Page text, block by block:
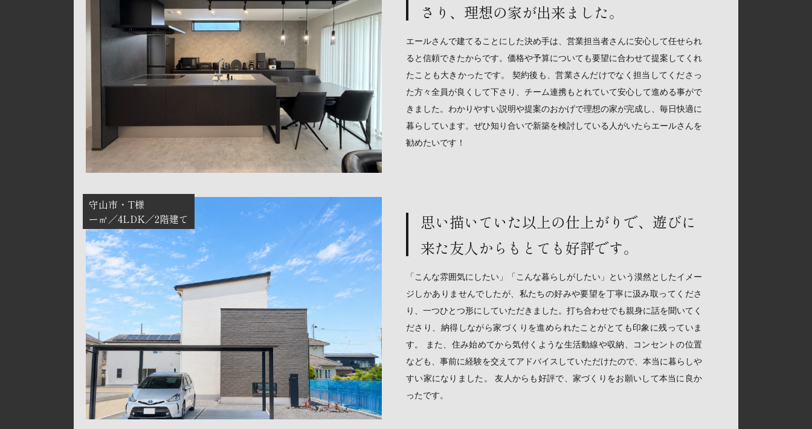
さり、理想の家が出来ました。
エールさんで建てることにした決め手は、営業担当者さんに安心して任せられ
ると信頼できたからです。価格や予算についても要望に合わせて提案してくれ
たことも大きかったです。 契約後も、営業さんだけでなく担当してくださっ
た方々全員が良くして下さり、チーム連携もとれていて安心して進める事がで
きました。わかりやすい説明や提案のおかげで理想の家が完成し、毎日快適に
暮らしています。ぜひ知り合いで新築を検討している人がいたらエールさんを
勧めたいです！
守山市
T様
ー㎡
4LDK 2階建て
思い描いていた以上の仕上がりで、遊びに
来た友人からもとても好評です。
「こんな雰囲気にしたい」「こんな暮らしがしたい」という漠然としたイメー
ジしかありませんでしたが、私たちの好みや要望を丁寧に汲み取ってくださ
り、一つひとつ形にしていただきました。打ち合わせでも親身に話を聞いてく
ださり、納得しながら家づくりを進められたことがとても印象に残っていま
す。 また、住み始めてから気付くような生活動線や収納、コンセントの位置
なども、事前に経験を交えてアドバイスしていただけたので、本当に暮らしや
すい家になりました。 友人からも好評で、家づくりをお願いして本当に良か
ったです。